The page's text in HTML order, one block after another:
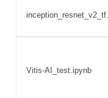
Vitis-AI_test.ipynb